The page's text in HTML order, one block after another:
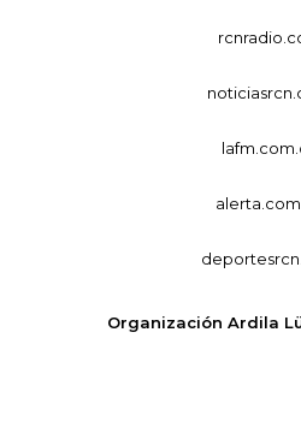
Organización Ardila